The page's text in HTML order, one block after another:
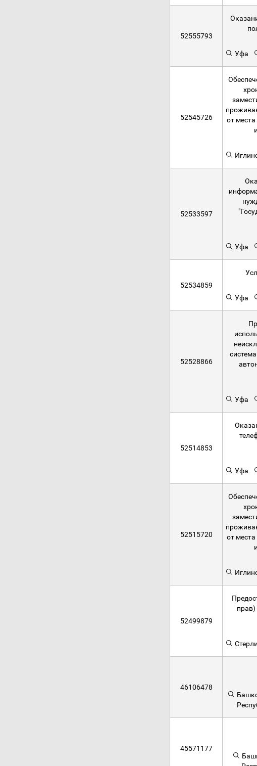
52555793
Уфа
52545726
от
52533597
Уфа
52534859
Уфа
52528866
Уфа
52514853
Уфа
52515720
от
52499879
прав)
46106478
45571177